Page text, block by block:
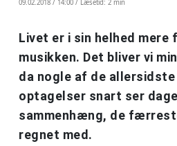
09.02.2018 / 14:00 / Læsetid: 2 min
Livet er i sin helhed
musikken. Det bliver vi
da nogle af de
optagelser snart ser
sammenhæng, de
regnet med.